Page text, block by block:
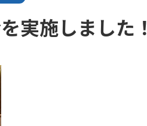
実施しました！